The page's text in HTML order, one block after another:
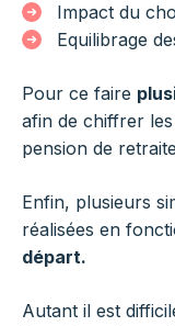
Impact du
Equilibrage
Pour ce faire
afin de chiffrer
pension de
Enfin, plusieurs
réalisées en
départ.
Autant il est